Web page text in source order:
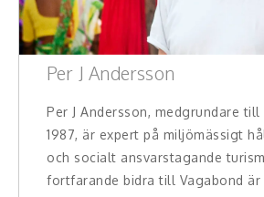
Per J Andersson
Per J Andersson, medgrundare till
1987, är expert på miljömässigt
och socialt ansvarstagande
fortfarande bidra till Vagabond är